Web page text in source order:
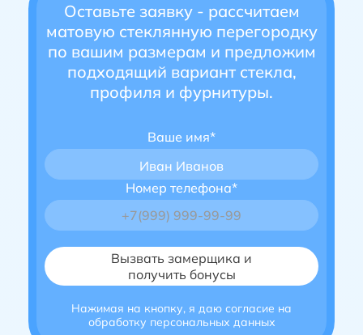
Оставьте заявку - рассчитаем
матовую стеклянную перегородку
по вашим размерам и предложим
подходящий вариант стекла,
профиля и фурнитуры.
Ваше имя*
Иван Иванов
Номер телефона*
Нажимая на кнопку, я даю согласие на
обработку персональных данных